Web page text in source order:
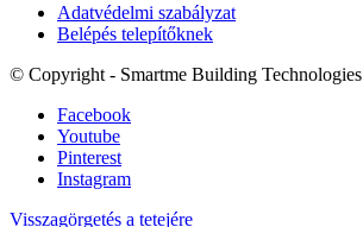
Adatvédelmi szabályzat
Belépés telepítőknek
© Copyright - Smartme Building Technologies
Facebook
Youtube
Pinterest
Instagram
Visszagörgetés a tetejére